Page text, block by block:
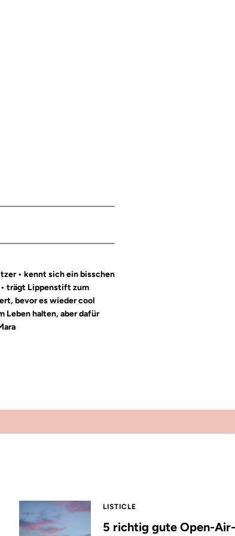
• kennt sich ein bisschen
trägt Lippenstift zum
bevor es wieder cool
Leben halten, aber dafür
LISTICLE
5 richtig gute Open-